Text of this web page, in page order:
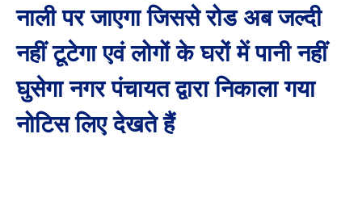
नाली पर जाएगा जिससे रोड अब जल्दी
नहीं टूटेगा एवं लोगों के घरों में पानी नहीं
घुसेगा नगर पंचायत द्वारा निकाला गया
नोटिस लिए देखते हैं